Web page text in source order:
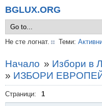
BGLUX.ORG
Не сте логнат. Теми:
Начало » Избори в
» ИЗБОРИ
Страници: 1